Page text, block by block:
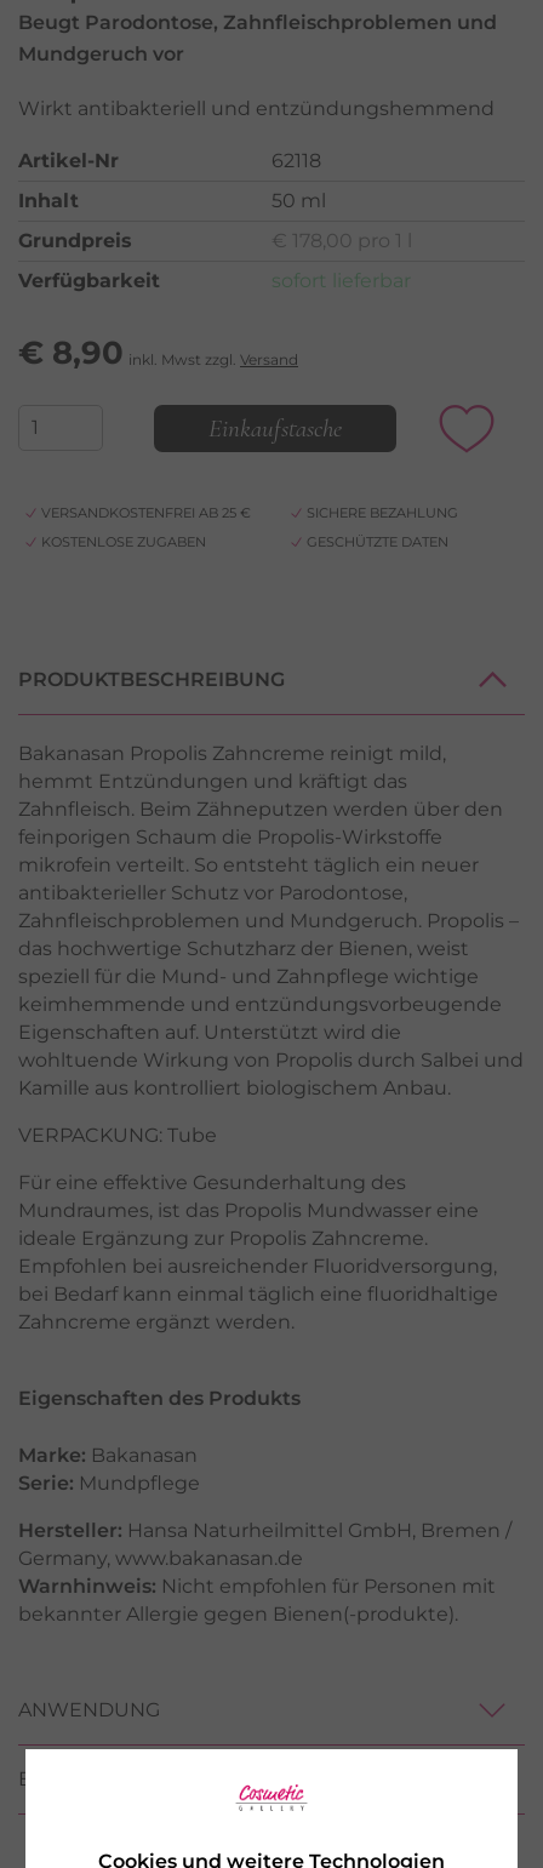
Cookies und weitere Technologien
Beugt Parodontose, Zahnfleischproblemen und
Mundgeruch vor
Wirkt antibakteriell und entzündungshemmend
Artikel-Nr
62118
Inhalt
50 ml
Grundpreis
€ 178,00 pro 1 l
Verfügbarkeit
sofort lieferbar
€ 8,90 inkl. Mwst zzgl. Versand
Einkaufstasche
VERSANDKOSTENFREI AB 25 €
SICHERE BEZAHLUNG
KOSTENLOSE ZUGABEN
GESCHÜTZTE DATEN
PRODUKTBESCHREIBUNG
Bakanasan Propolis Zahncreme reinigt mild,
hemmt Entzündungen und kräftigt das
Zahnfleisch. Beim Zähneputzen werden über den
feinporigen Schaum die Propolis-Wirkstoffe
mikrofein verteilt. So entsteht täglich ein neuer
antibakterieller Schutz vor Parodontose,
Zahnfleischproblemen und Mundgeruch. Propolis –
das hochwertige Schutzharz der Bienen, weist
speziell für die Mund- und Zahnpflege wichtige
keimhemmende und entzündungsvorbeugende
Eigenschaften auf. Unterstützt wird die
wohltuende Wirkung von Propolis durch Salbei und
Kamille aus kontrolliert biologischem Anbau.
VERPACKUNG: Tube
Für eine effektive Gesunderhaltung des
Mundraumes, ist das Propolis Mundwasser eine
ideale Ergänzung zur Propolis Zahncreme.
Empfohlen bei ausreichender Fluoridversorgung,
bei Bedarf kann einmal täglich eine fluoridhaltige
Zahncreme ergänzt werden.
Eigenschaften des Produkts
Marke: Bakanasan
Serie: Mundpflege
Hersteller: Hansa Naturheilmittel GmbH, Bremen /
Germany, www.bakanasan.de
Warnhinweis: Nicht empfohlen für Personen mit
bekannter Allergie gegen Bienen(-produkte).
ANWENDUNG
BEWERTUNGEN